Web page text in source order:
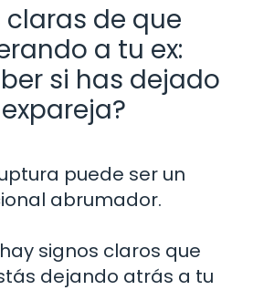
claras de que
a tu ex:
si has dejado
puede ser un
abrumador.
signos claros que
dejando atrás a tu